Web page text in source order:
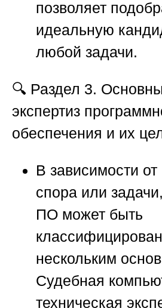
позволяет
идеальную
любой задачи.
🔍 Раздел 3.
экспертиз
обеспечения и их
В зависимости
спора или
ПО может быть
нескольким
Судебная
техническая